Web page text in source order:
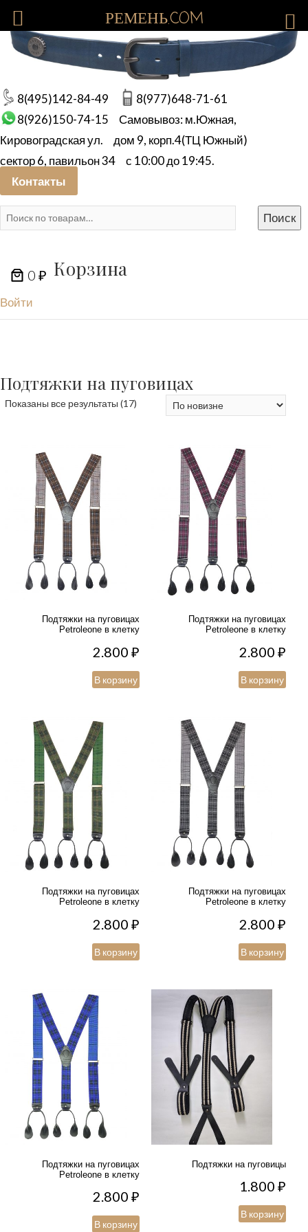
8(495)142-84-49
8(977)648-71-61
8(926)150-74-15
Самовывоз: м.Южная,
Кировоградская ул.
дом 9, корп.4(ТЦ Южный)
сектор 6, павильон 34
с 10:00 до 19:45.
Контакты
Искать:
Поиск
0 ₽
Войти
Корзина
Подтяжки на пуговицах
Показаны все результаты (17) Сортировка:
Подтяжки на пуговицах
Petroleone в клетку
2.800₽
В корзину
Подтяжки на пуговицах
Petroleone в клетку
2.800₽
В корзину
Подтяжки на пуговицах
Petroleone в клетку
2.800₽
В корзину
Подтяжки на пуговицах
Petroleone в клетку
2.800₽
В корзину
Подтяжки на пуговицах
Petroleone в клетку
2.800₽
В корзину
Подтяжки на пуговицы
1.800₽
В корзину
РЕМЕНЬ.COM